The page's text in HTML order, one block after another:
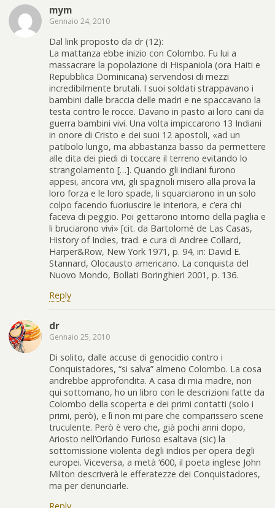
mym
Gennaio 24, 2010
Dal link proposto da dr (12):
La mattanza ebbe inizio con Colombo. Fu lui a
massacrare la popolazione di Hispaniola (ora Haiti e
Repubblica Dominicana) servendosi di mezzi
incredibilmente brutali. I suoi soldati strappavano i
bambini dalle braccia delle madri e ne spaccavano la
testa contro le rocce. Davano in pasto ai loro cani da
guerra bambini vivi. Una volta impiccarono 13 Indiani
in onore di Cristo e dei suoi 12 apostoli, «ad un
patibolo lungo, ma abbastanza basso da permettere
alle dita dei piedi di toccare il terreno evitando lo
strangolamento […]. Quando gli indiani furono
appesi, ancora vivi, gli spagnoli misero alla prova la
loro forza e le loro spade, li squarciarono in un solo
colpo facendo fuoriuscire le interiora, e c’era chi
faceva di peggio. Poi gettarono intorno della paglia e
li bruciarono vivi» [cit. da Bartolomé de Las Casas,
History of Indies, trad. e cura di Andree Collard,
Harper&Row, New York 1971, p. 94, in: David E.
Stannard, Olocausto americano. La conquista del
Nuovo Mondo, Bollati Boringhieri 2001, p. 136.
Reply
dr
Gennaio 25, 2010
Di solito, dalle accuse di genocidio contro i
Conquistadores, “si salva” almeno Colombo. La cosa
andrebbe approfondita. A casa di mia madre, non
qui sottomano, ho un libro con le descrizioni fatte da
Colombo della scoperta e dei primi contatti (solo i
primi, però), e lì non mi pare che comparissero scene
truculente. Però è vero che, già pochi anni dopo,
Ariosto nell’Orlando Furioso esaltava (sic) la
sottomissione violenta degli indios per opera degli
europei. Viceversa, a metà ‘600, il poeta inglese John
Milton descriverà le efferatezze dei Conquistadores,
ma per denunciarle.